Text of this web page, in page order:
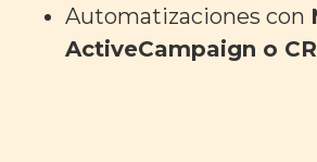
Automatizaciones con
ActiveCampaign o